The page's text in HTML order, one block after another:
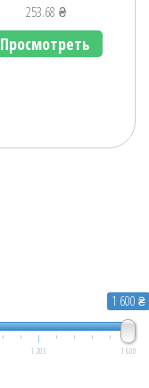
253.68₴
Просмотреть
1 600 ₴
1 203 1 600